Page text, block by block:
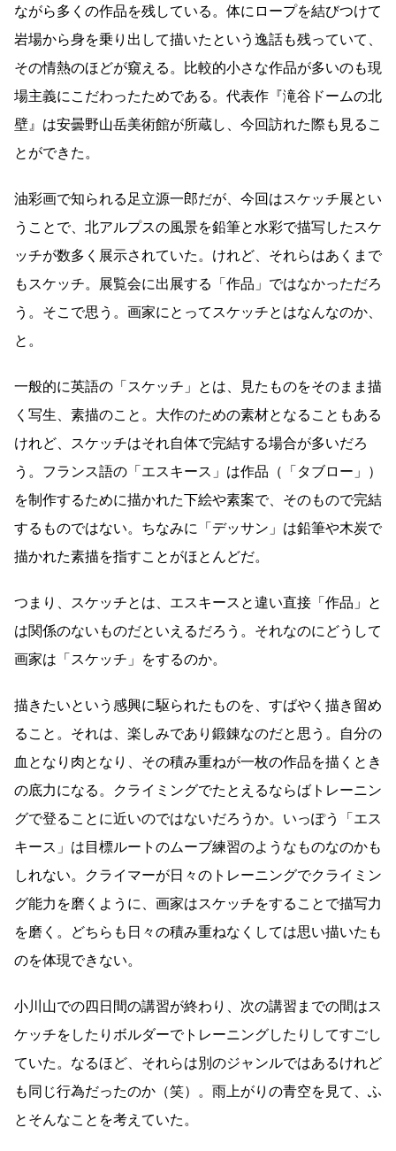
ながら多くの作品を残している。体にロープを結びつけて
岩場から身を乗り出して描いたという逸話も残っていて、
その情熱のほどが窺える。比較的小さな作品が多いのも現
場主義にこだわったためである。代表作『滝谷ドームの北
壁』は安曇野山岳美術館が所蔵し、今回訪れた際も見るこ
とができた。
油彩画で知られる足立源一郎だが、今回はスケッチ展とい
うことで、北アルプスの風景を鉛筆と水彩で描写したスケ
ッチが数多く展示されていた。けれど、それらはあくまで
もスケッチ。展覧会に出展する「作品」ではなかっただろ
う。そこで思う。画家にとってスケッチとはなんなのか、
と。
一般的に英語の「スケッチ」とは、見たものをそのまま描
く写生、素描のこと。大作のための素材となることもある
けれど、スケッチはそれ自体で完結する場合が多いだろ
う。フランス語の「エスキース」は作品（「タブロー」）
を制作するために描かれた下絵や素案で、そのもので完結
するものではない。ちなみに「デッサン」は鉛筆や木炭で
描かれた素描を指すことがほとんどだ。
つまり、スケッチとは、エスキースと違い直接「作品」と
は関係のないものだといえるだろう。それなのにどうして
画家は「スケッチ」をするのか。
描きたいという感興に駆られたものを、すばやく描き留め
ること。それは、楽しみであり鍛錬なのだと思う。自分の
血となり肉となり、その積み重ねが一枚の作品を描くとき
の底力になる。クライミングでたとえるならばトレーニン
グで登ることに近いのではないだろうか。いっぽう「エス
キース」は目標ルートのムーブ練習のようなものなのかも
しれない。クライマーが日々のトレーニングでクライミン
グ能力を磨くように、画家はスケッチをすることで描写力
を磨く。どちらも日々の積み重ねなくしては思い描いたも
のを体現できない。
小川山での四日間の講習が終わり、次の講習までの間はス
ケッチをしたりボルダーでトレーニングしたりしてすごし
ていた。なるほど、それらは別のジャンルではあるけれど
も同じ行為だったのか（笑）。雨上がりの青空を見て、ふ
とそんなことを考えていた。